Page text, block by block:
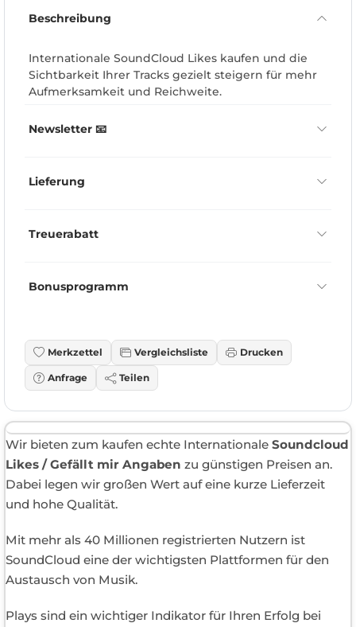
Beschreibung
Internationale SoundCloud Likes kaufen und die
Sichtbarkeit Ihrer Tracks gezielt steigern für mehr
Aufmerksamkeit und Reichweite.
Newsletter 📧
Lieferung
Treuerabatt
Bonusprogramm
Merkzettel Vergleichsliste Drucken
Anfrage Teilen
Wir bieten zum kaufen echte Internationale Soundcloud
Likes / Gefällt mir Angaben zu günstigen Preisen an.
Dabei legen wir großen Wert auf eine kurze Lieferzeit
und hohe Qualität.
Mit mehr als 40 Millionen registrierten Nutzern ist
SoundCloud eine der wichtigsten Plattformen für den
Austausch von Musik.
Plays sind ein wichtiger Indikator für Ihren Erfolg bei